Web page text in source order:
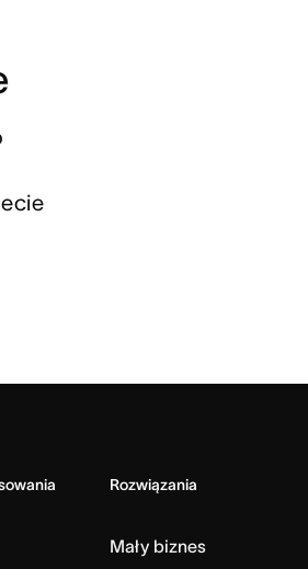
Rozwiązania
Mały biznes